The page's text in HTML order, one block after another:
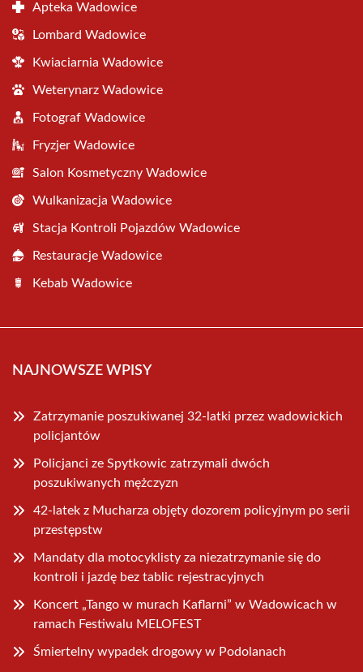
Apteka Wadowice
Lombard Wadowice
Kwiaciarnia Wadowice
Weterynarz Wadowice
Fotograf Wadowice
Fryzjer Wadowice
Salon Kosmetyczny Wadowice
Wulkanizacja Wadowice
Stacja Kontroli Pojazdów Wadowice
Restauracje Wadowice
Kebab Wadowice
NAJNOWSZE WPISY
Zatrzymanie poszukiwanej 32-latki przez wadowickich
policjantów
Policjanci ze Spytkowic zatrzymali dwóch
poszukiwanych mężczyzn
42-latek z Mucharza objęty dozorem policyjnym po serii
przestępstw
Mandaty dla motocyklisty za niezatrzymanie się do
kontroli i jazdę bez tablic rejestracyjnych
Koncert „Tango w murach Kaflarni” w Wadowicach w
ramach Festiwalu MELOFEST
Śmiertelny wypadek drogowy w Podolanach